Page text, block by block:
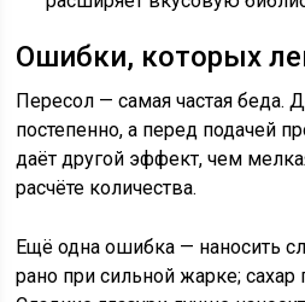
Ошибки, которых
Пересол — самая частая беда.
постепенно, а перед подачей
даёт другой эффект, чем
расчёте количества.
Ещё одна ошибка — наносить
рано при сильной жарке; сахар